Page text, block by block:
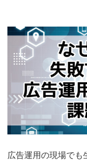
会社概要
お問い合わせ
広告運用の現場で